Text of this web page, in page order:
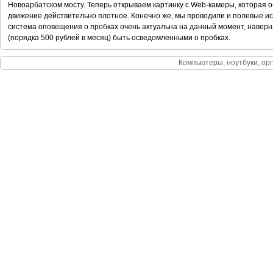
Новоарбатском мосту. Теперь открываем картинку с Web-камеры, которая
движение действительно плотное. Конечно же, мы проводили и полевые
система оповещения о пробках очень актуальна на данный момент,
(порядка 500 рублей в месяц) быть осведомленными о пробках.
Компьютеры, ноутбуки,